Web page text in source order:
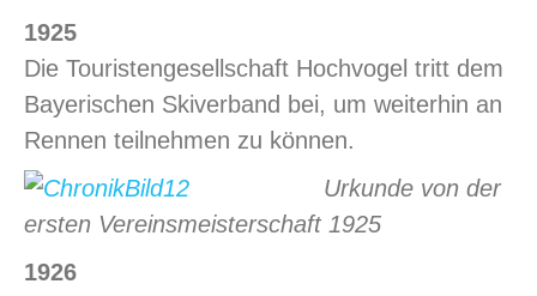
1925
Die Touristengesellschaft Hochvogel tritt dem
Bayerischen Skiverband bei, um weiterhin an
Rennen teilnehmen zu können.
Urkunde von der
ersten Vereinsmeisterschaft 1925
1926